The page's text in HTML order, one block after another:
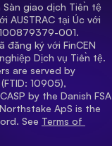
Sàn giao dịch Tiền tệ
AUSTRAC tại Úc với
001.
đăng ký với FinCEN
Dịch vụ Tiền tệ.
are served by
10905),
by the Danish FSA
ApS is the
See Terms of